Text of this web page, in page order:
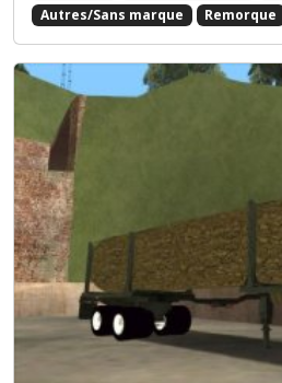
Autres/Sans marque
Remorque